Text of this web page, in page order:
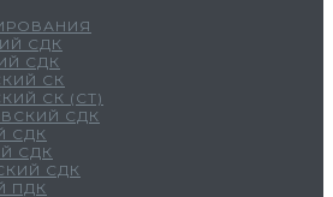
СДК
СДК
СК
СК (СТ)
СДК
СДК
СДК
СДК
ПДК